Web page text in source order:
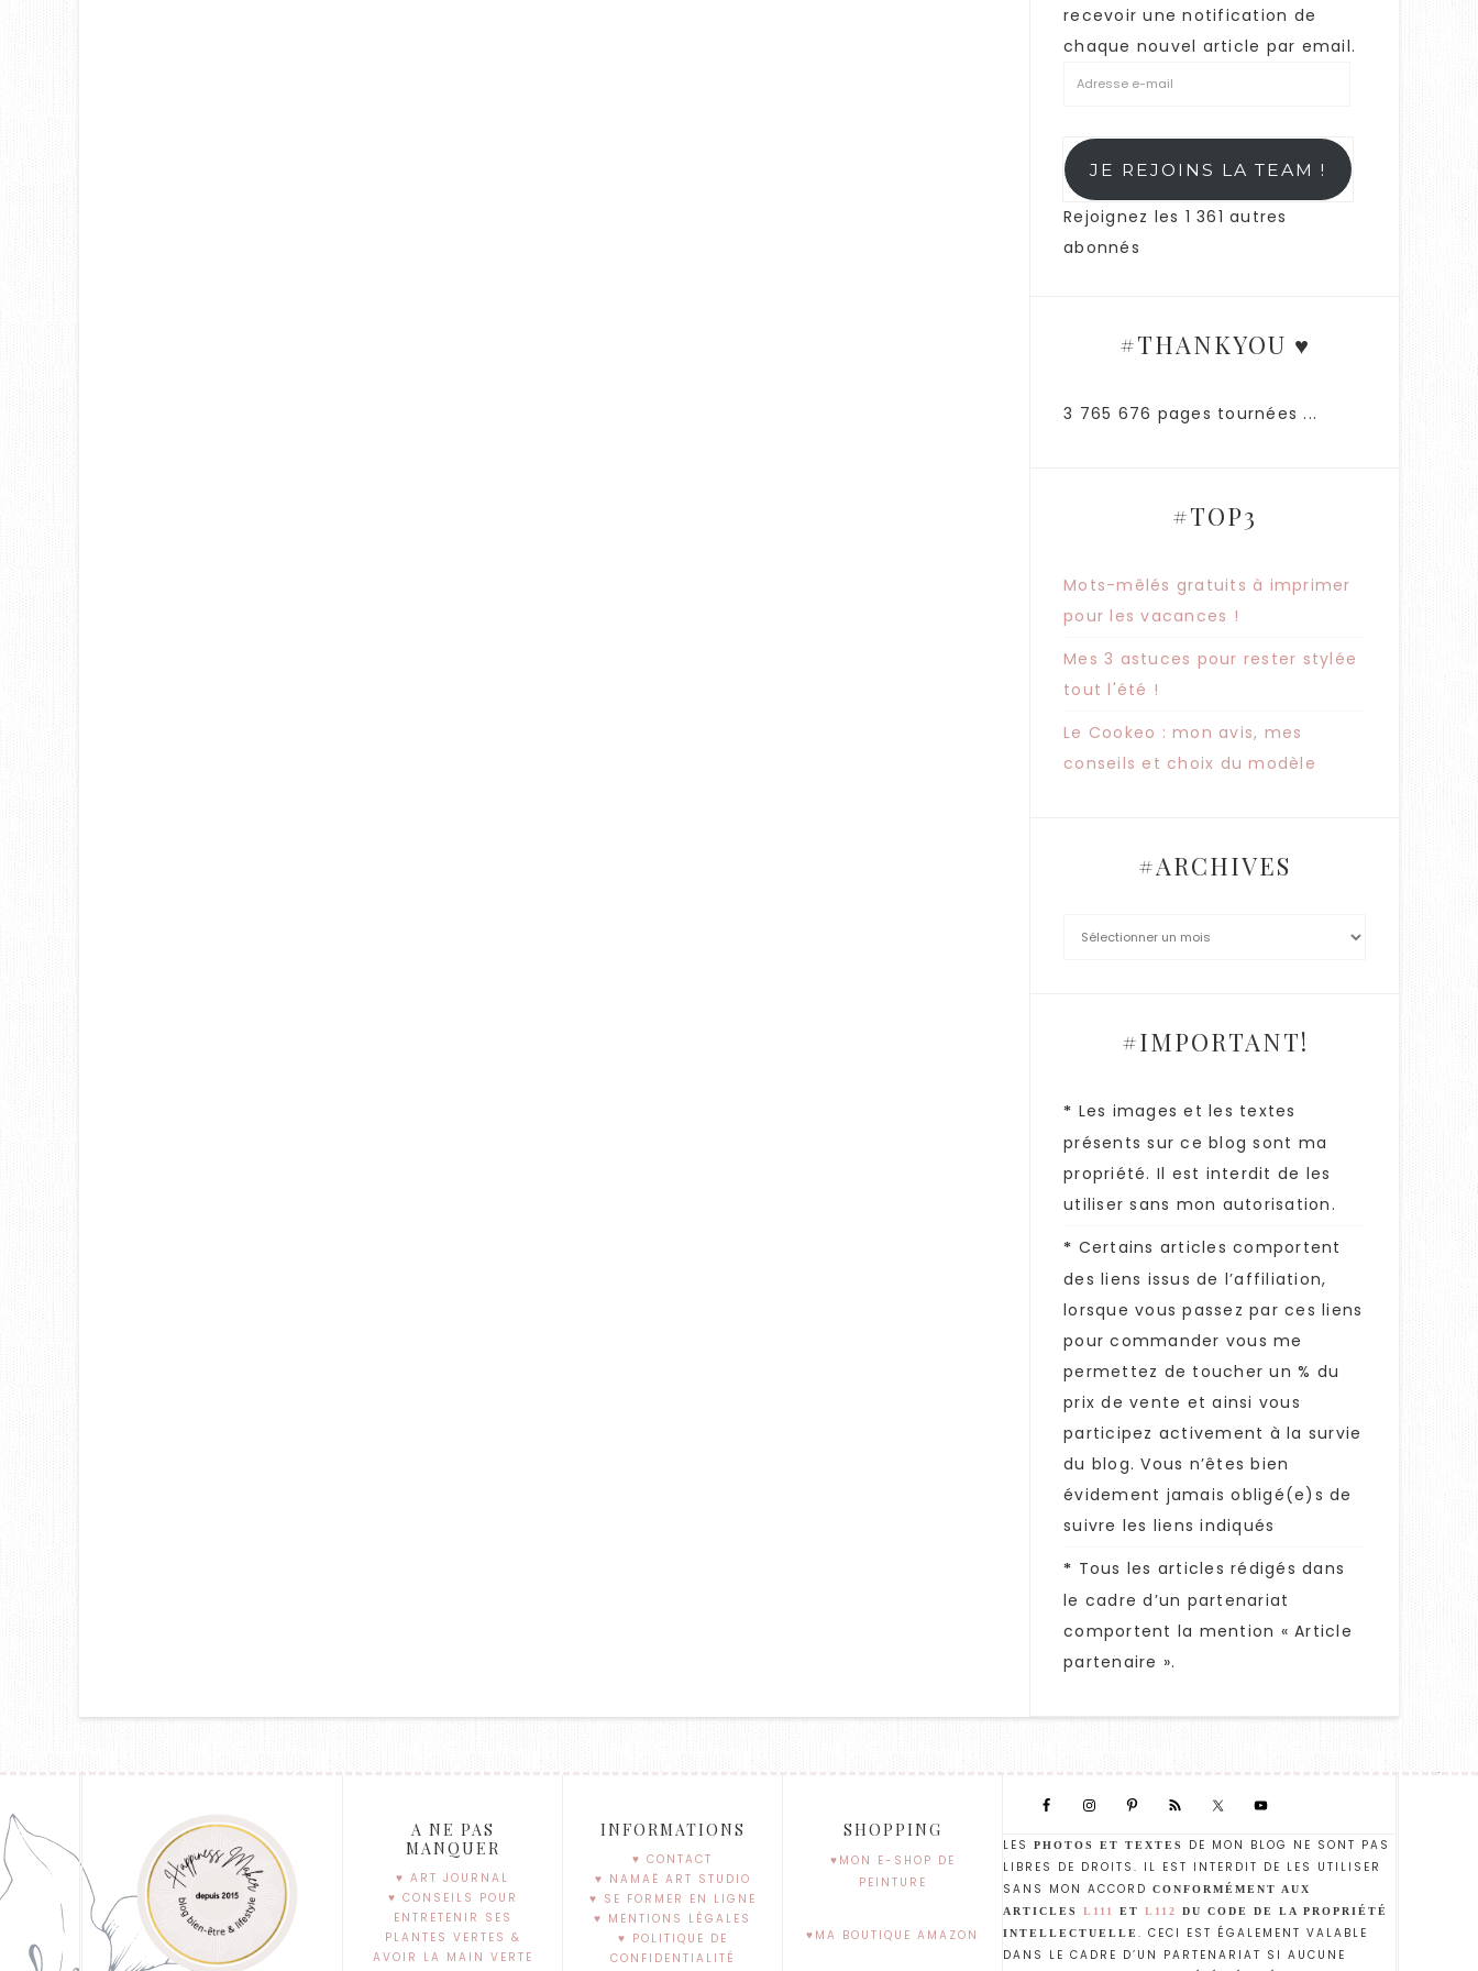
recevoir une notification de
chaque nouvel article par email.
JE REJOINS LA TEAM !
Rejoignez les 1 361 autres
abonnés
#THANKYOU ♥
3 765 676 pages tournées ...
#TOP3
Mots-mêlés gratuits à imprimer
pour les vacances !
Mes 3 astuces pour rester stylée
tout l'été !
Le Cookeo : mon avis, mes
conseils et choix du modèle
#ARCHIVES
#IMPORTANT!
* Les images et les textes
présents sur ce blog sont ma
propriété. Il est interdit de les
utiliser sans mon autorisation.
* Certains articles comportent
des liens issus de l’affiliation,
lorsque vous passez par ces liens
pour commander vous me
permettez de toucher un % du
prix de vente et ainsi vous
participez activement à la survie
du blog. Vous n’êtes bien
évidement jamais obligé(e)s de
suivre les liens indiqués
* Tous les articles rédigés dans
le cadre d’un partenariat
comportent la mention « Article
partenaire ».
A NE PAS
MANQUER
♥ ART JOURNAL
♥ CONSEILS POUR
ENTRETENIR SES
PLANTES VERTES &
AVOIR LA MAIN VERTE
INFORMATIONS
♥ CONTACT
♥ NAMAË ART STUDIO
♥ SE FORMER EN LIGNE
♥ MENTIONS LÉGALES
♥ POLITIQUE DE
CONFIDENTIALITÉ
SHOPPING
♥MON E-SHOP DE
PEINTURE
♥MA BOUTIQUE AMAZON
LES PHOTOS ET TEXTES DE MON BLOG NE SONT PAS
LIBRES DE DROITS. IL EST INTERDIT DE LES UTILISER
SANS MON ACCORD
CONFORMÉMENT AUX
ARTICLES L111 ET L112
DU CODE DE LA PROPRIÉTÉ
INTELLECTUELLE . CECI EST ÉGALEMENT VALABLE
DANS LE CADRE D’UN PARTENARIAT SI AUCUNE